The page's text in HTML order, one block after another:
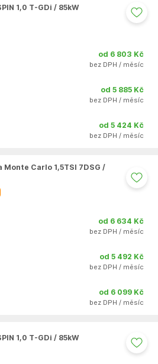
1,0 T-GDi / 85kW
od 6 803 Kč
bez DPH / měsíc
od 5 885 Kč
bez DPH / měsíc
od 5 424 Kč
bez DPH / měsíc
Monte Carlo 1,5TSI 7DSG /
od 6 634 Kč
bez DPH / měsíc
od 5 492 Kč
bez DPH / měsíc
od 6 099 Kč
bez DPH / měsíc
1,0 T-GDi / 85kW